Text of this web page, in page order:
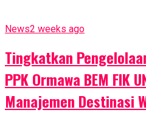
News2 weeks ago
Tingkatkan
PPK Ormawa BEM FIK
Manajemen Destinasi